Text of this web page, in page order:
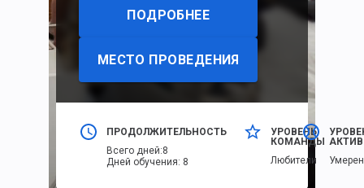
ПОДРОБНЕЕ
МЕСТО ПРОВЕДЕНИЯ
ПРОДОЛЖИТЕЛЬНОСТЬ
Всего дней:8
Дней обучения: 8
УРОВЕНЬ
КОМАНДЫ
Любители